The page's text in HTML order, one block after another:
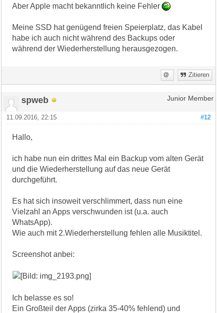
Aber Apple macht bekanntlich keine Fehler
Meine SSD hat genügend freien Speierplatz, das Kabel
habe ich auch nicht während des Backups oder
während der Wiederherstellung herausgezogen.
Zitieren
spweb Junior Member
#12
11.09.2016, 22:15
Hallo,
ich habe nun ein drittes Mal ein Backup vom alten Gerät
und die Wiederherstellung auf das neue Gerät
durchgeführt.
Es hat sich insoweit verschlimmert, dass nun eine
Vielzahl an Apps verschwunden ist (u.a. auch
WhatsApp).
Wie auch mit 2.Wiederherstellung fehlen alle Musiktitel.
Screenshot anbei:
Ich belasse es so!
Ein Großteil der Apps (zirka 35-40% fehlend) und